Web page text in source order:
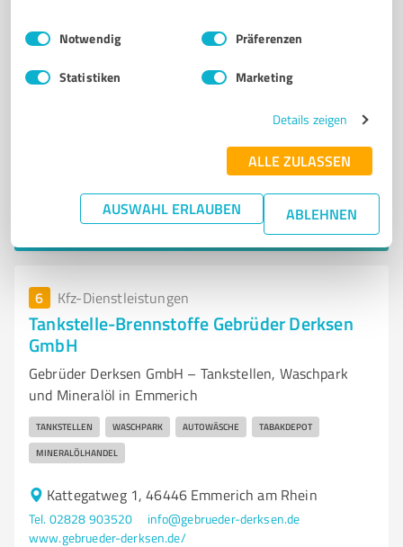
Impressum Datenschutzbestimmungen
Einwilligungsauswahl
Notwendig Präferenzen
Statistiken Marketing
Details zeigen
ALLE ZULASSEN
AUSWAHL ERLAUBEN ABLEHNEN
Sie möchten auch hier gelistet werden?
Registrieren Sie sich jetzt und werden Sie ein von
Kunden empfohlener ProvenExpert!
6 Kfz-Dienstleistungen
Tankstelle-Brennstoffe Gebrüder Derksen
GmbH
Gebrüder Derksen GmbH – Tankstellen, Waschpark
und Mineralöl in Emmerich
TANKSTELLEN WASCHPARK AUTOWÄSCHE TABAKDEPOT
MINERALÖLHANDEL
Kattegatweg 1, 46446 Emmerich am Rhein
Tel. 02828 903520
info@gebrueder-derksen.de
www.gebrueder-derksen.de/